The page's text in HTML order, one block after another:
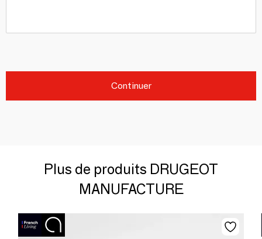
Continuer
Plus de produits DRUGEOT
MANUFACTURE